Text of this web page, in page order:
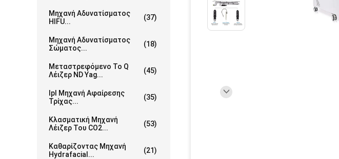
Μηχανή Αδυνατίσματος
HIFU...
(37)
Μηχανή Αδυνατίσματος
Σώματος...
(18)
Μεταστρεφόμενο Το Q
Λέιζερ ND Yag...
(45)
Ipl Μηχανή Αφαίρεσης
Τρίχας...
(35)
Κλασματική Μηχανή
Λέιζερ Του CO2...
(53)
Καθαρίζοντας Μηχανή
Hydrafacial...
(21)